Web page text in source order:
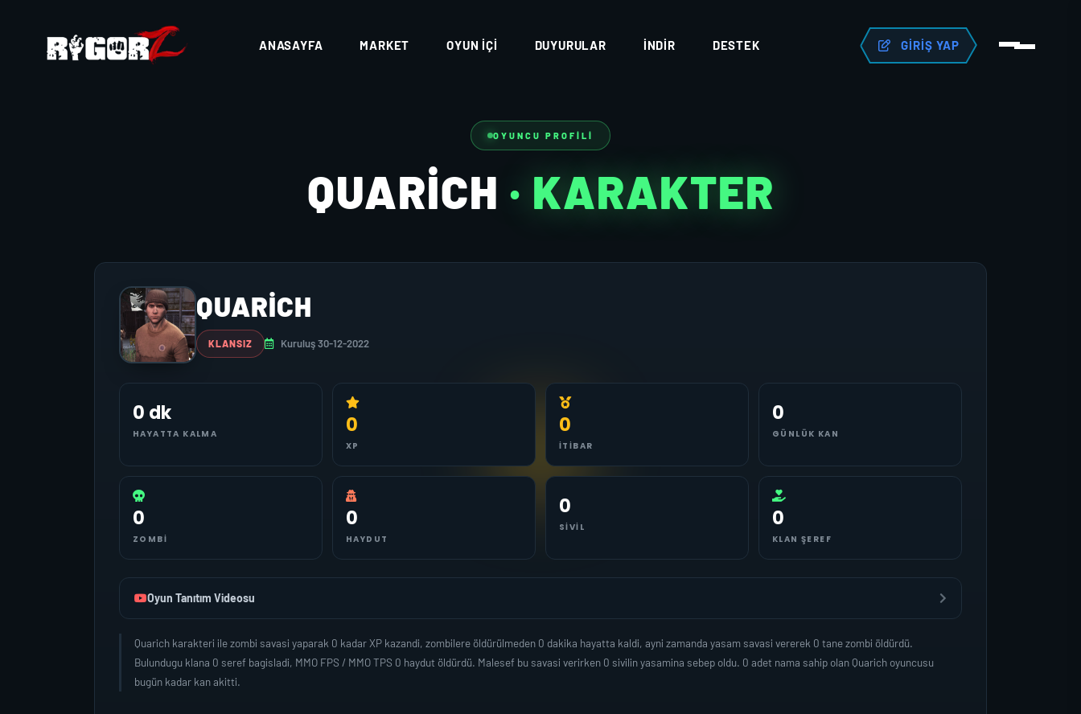
ANASAYFA MARKET OYUN İÇI DUYURULAR İNDIR DESTEK GIRIŞ YAP
OYUNCU PROFILI
QUARICH · KARAKTER
QUARICH
KLANSIZ Kuruluş 30-12-2022
0 dk
HAYATTA KALMA 0
XP
0
İTIBAR
0
GÜNLÜK KAN
0
ZOMBI
0
HAYDUT
0
SIVIL 0
KLAN ŞEREF
Oyun Tanıtım Videosu
Quarich karakteri ile zombi savasi yaparak 0 kadar XP kazandi, zombilere öldürülmeden 0 dakika hayatta kaldi, ayni zamanda yasam savasi vererek 0 tane zombi öldürdü.
Bulundugu klana 0 seref bagisladi, MMO FPS / MMO TPS 0 haydut öldürdü. Malesef bu savasi verirken 0 sivilin yasamina sebep oldu. 0 adet nama sahip olan Quarich oyuncusu
bugün kadar kan akitti.